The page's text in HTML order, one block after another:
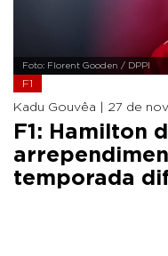
Foto: Florent Gooden / DPPI
F1
Kadu Gouvêa | 27 de
F1: Hamilton
temporada